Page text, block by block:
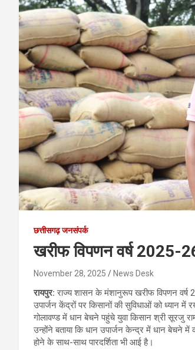
छत्तीसगढ़ जनसंपर्क
खरीफ विपणन वर्ष 2025-
November 28, 2025 News Desk
रायपुर:राज्य शासन के मंशानुरूप खरीफ विपणन वर्ष
उपार्जन केंद्रों पर किसानों की सुविधाओं को ध्यान
गोलावण्ड में धान बेचने पहुंचे युवा किसान श्री
उन्होंने बताया कि धान उपार्जन केन्द्र में धान बेचने
होने के साथ-साथ पारदर्शिता भी आई है।